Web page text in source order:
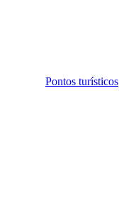
Pontos turísticos